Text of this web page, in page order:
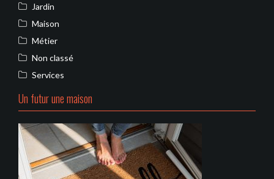
Jardin
Maison
Métier
Non classé
Services
Un futur une maison